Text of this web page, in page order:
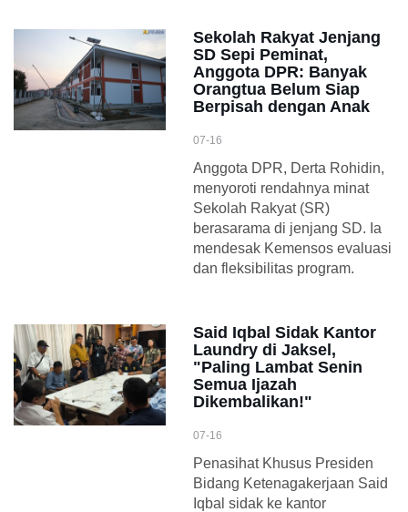
Sekolah Rakyat Jenjang
SD Sepi Peminat,
Anggota DPR: Banyak
Orangtua Belum Siap
Berpisah dengan Anak
07-16
Anggota DPR, Derta Rohidin,
menyoroti rendahnya minat
Sekolah Rakyat (SR)
berasarama di jenjang SD. Ia
mendesak Kemensos evaluasi
dan fleksibilitas program.
Said Iqbal Sidak Kantor
Laundry di Jaksel,
"Paling Lambat Senin
Semua Ijazah
Dikembalikan!"
07-16
Penasihat Khusus Presiden
Bidang Ketenagakerjaan Said
Iqbal sidak ke kantor